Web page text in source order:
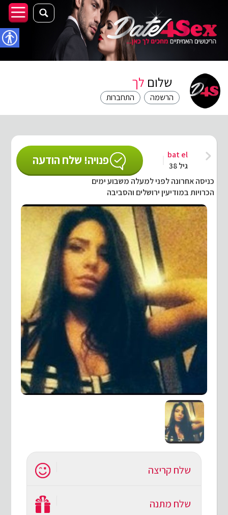
שלום לך
התחברות הרשמה
פנויה! שלח הודעה
bat el
גיל 38
כניסה אחרונה לפני למעלה משבוע ימים
הכרויות במודיעין ירושלים והסביבה
שלח קריצה
שלח מתנה